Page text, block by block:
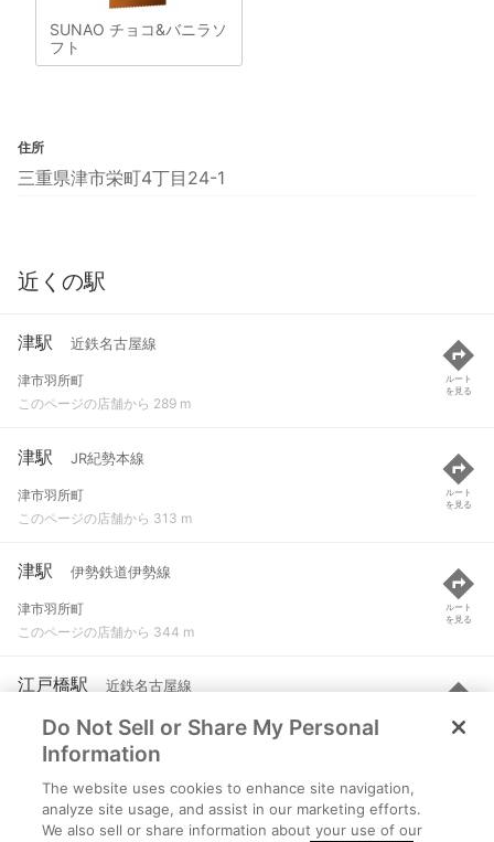
SUNAO チョコ&バニラソ
フト
住所
三重県津市栄町4丁目24-1
近くの駅
津駅 近鉄名古屋線
津市羽所町
このページの店舗から 289 m
ルート
を見る
津駅 JR紀勢本線
津市羽所町
このページの店舗から 313 m
ルート
を見る
津駅 伊勢鉄道伊勢線
津市羽所町
このページの店舗から 344 m
ルート
を見る
江戸橋駅 近鉄名古屋線
津市上浜町３-１３７-１
このページの店舗から 869 m
ルート
を見る
高田本山駅 近鉄名古屋線
津市一身田平野３６９-２
Do Not Sell or Share My Personal
Information
The website uses cookies to enhance site navigation,
analyze site usage, and assist in our marketing efforts.
We also sell or share information about your use of our